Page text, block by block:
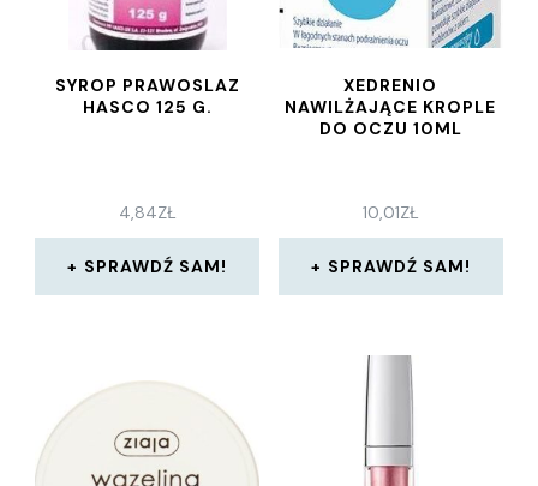
SYROP PRAWOSLAZ
HASCO 125 G.
4,84ZŁ
SPRAWDŹ SAM!
XEDRENIO
NAWILŻAJĄCE KROPLE
DO OCZU 10ML
10,01ZŁ
SPRAWDŹ SAM!